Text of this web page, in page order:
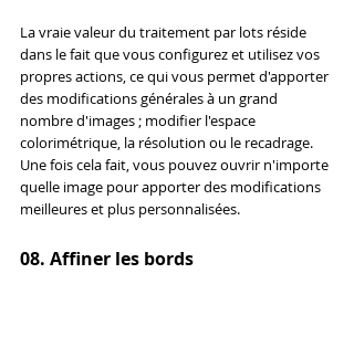
La vraie valeur du traitement par lots réside
dans le fait que vous configurez et utilisez vos
propres actions, ce qui vous permet d'apporter
des modifications générales à un grand
nombre d'images ; modifier l'espace
colorimétrique, la résolution ou le recadrage.
Une fois cela fait, vous pouvez ouvrir n'importe
quelle image pour apporter des modifications
meilleures et plus personnalisées.
08. Affiner les bords